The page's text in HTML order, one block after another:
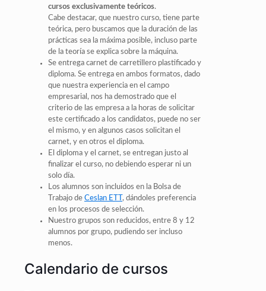
cursos exclusivamente teóricos.
Cabe destacar, que nuestro curso, tiene parte
teórica, pero buscamos que la duración de las
prácticas sea la máxima posible, incluso parte
de la teoría se explica sobre la máquina.
Se entrega carnet de carretillero plastificado y
diploma. Se entrega en ambos formatos, dado
que nuestra experiencia en el campo
empresarial, nos ha demostrado que el
criterio de las empresa a la horas de solicitar
este certificado a los candidatos, puede no ser
el mismo, y en algunos casos solicitan el
carnet, y en otros el diploma.
El diploma y el carnet, se entregan justo al
finalizar el curso, no debiendo esperar ni un
solo día.
Los alumnos son incluidos en la Bolsa de
Trabajo de Ceslan ETT , dándoles preferencia
en los procesos de selección.
Nuestro grupos son reducidos, entre 8 y 12
alumnos por grupo, pudiendo ser incluso
menos.
Calendario de cursos